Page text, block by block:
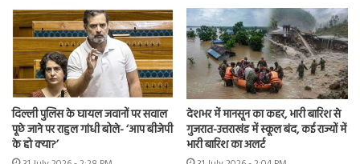
दिल्ली पुलिस के घायल जवानों पर सवाल
पूछे जाने पर राहुल गांधी बोले- ‘आप बीजेपी
के हो क्या?’
देशभर में मानसून का कहर, भारी बारिश से
गुजरात-उत्तराखंड में स्कूल बंद, कई राज्यों में
भारी बारिश का अलर्ट